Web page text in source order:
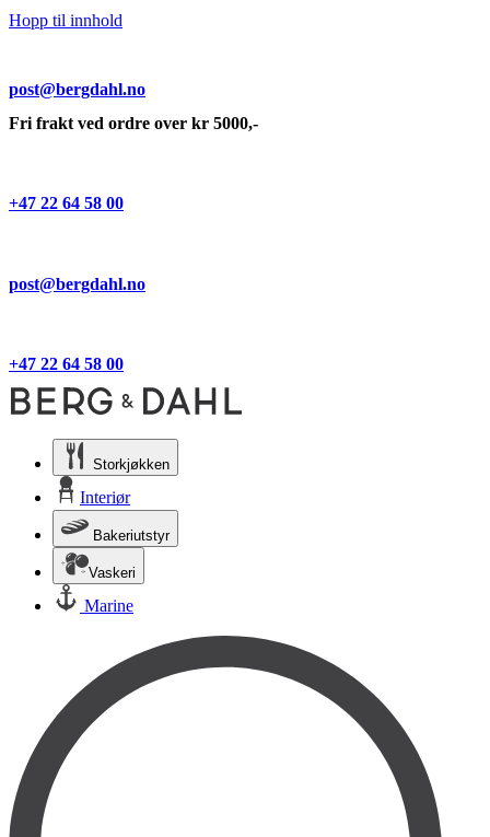
Hopp til innhold
post@bergdahl.no
Fri frakt ved ordre over kr 5000,-
+47 22 64 58 00
post@bergdahl.no
+47 22 64 58 00
Storkjøkken
Interiør
Bakeriutstyr
Vaskeri
Marine